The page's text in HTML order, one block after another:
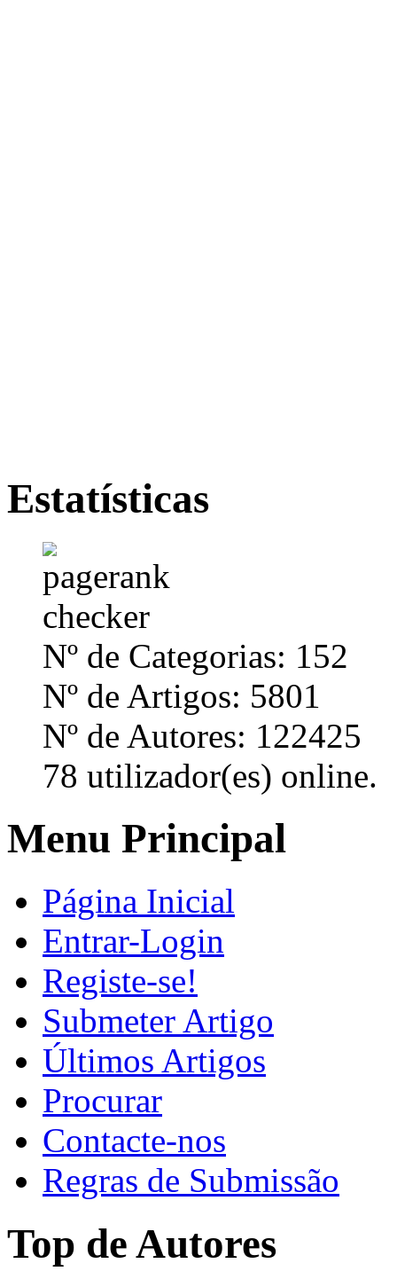
Estatísticas
Nº de Categorias: 152
Nº de Artigos: 5801
Nº de Autores: 122425
78 utilizador(es) online.
Menu Principal
Página Inicial
Entrar-Login
Registe-se!
Submeter Artigo
Últimos Artigos
Procurar
Contacte-nos
Regras de Submissão
Top de Autores